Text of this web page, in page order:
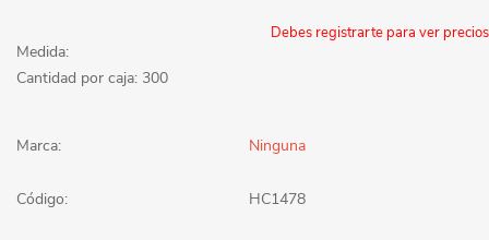
Debes registrarte para ver precios
Medida:
Cantidad por caja: 300
Marca: Ninguna
Código: HC1478